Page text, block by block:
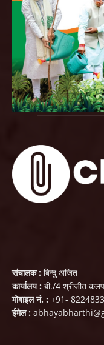
संचालक : बिन्दु अजित
कार्यालय : बी./4 श्रीजीत
मोबाइल नं. : +91-
ईमेल :